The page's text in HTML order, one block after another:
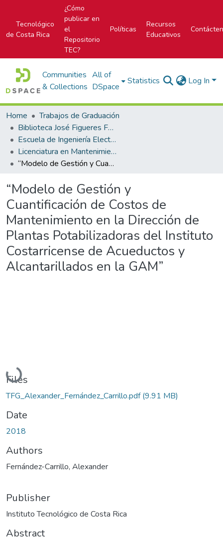
Tecnológico
de Costa Rica
¿Cómo
publicar en
el
Repositorio
TEC?
Políticas
Recursos
Educativos
Communities
& Collections
All of
DSpace
Statistics Log In
Home
Trabajos de Graduación
Biblioteca José Figueres Ferrer
Escuela de Ingeniería Electromecánica
Licenciatura en Mantenimiento Industrial
“Modelo de Gestión y Cuantificación de Costos de Mantenimiento en la Dirección de Plantas Potabilizadoras del Instituto Costarricense de Acueductos y Alcantarillados en la GAM”
“Modelo de Gestión y
Cuantificación de Costos de
Mantenimiento en la Dirección de
Plantas Potabilizadoras del Instituto
Costarricense de Acueductos y
Alcantarillados en la GAM”
Loading...
Files
TFG_Alexander_Fernández_Carrillo.pdf(9.91 MB)
Date
2018
Authors
Fernández-Carrillo, Alexander
Publisher
Instituto Tecnológico de Costa Rica
Abstract